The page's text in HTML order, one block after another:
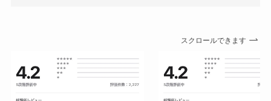
スクロールできます